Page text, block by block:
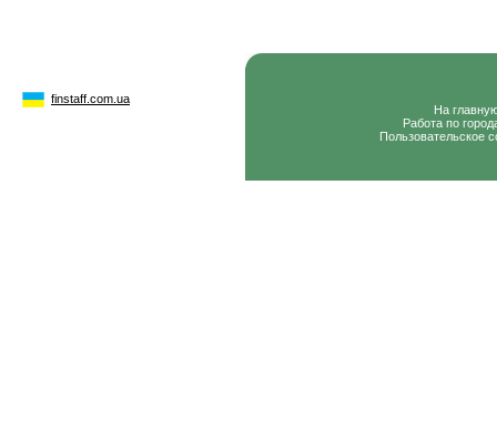
finstaff.com.ua
На
Работа по
Пользовательское